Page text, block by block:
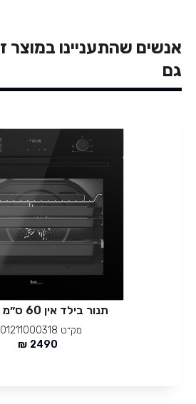
אנשים שהתעניינו במוצר
גם
תנור בילד אין 60 ס״מ דיגיטלי
מק״ט
2490
₪